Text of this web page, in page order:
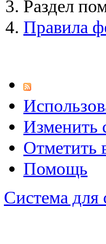
Раздел
Правила
Изменить
Отметить
Помощь
Система для